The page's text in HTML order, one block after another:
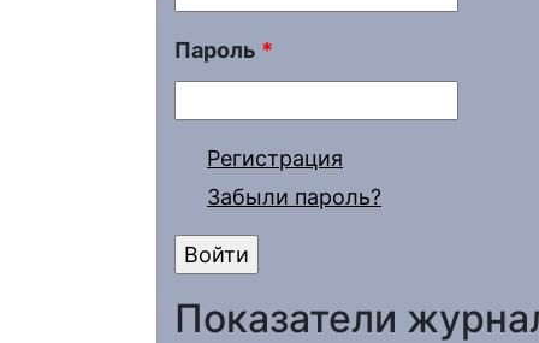
Пароль *
Регистрация
Забыли пароль?
Показатели